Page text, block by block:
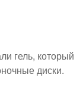
гель, который
диски.